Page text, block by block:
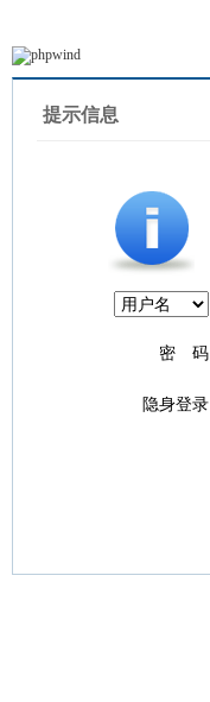
提示信息
密 码
隐身登录